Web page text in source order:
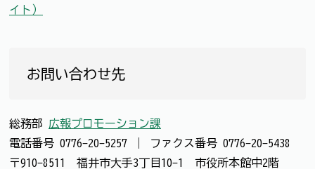
イト）
お問い合わせ先
総務部 広報プロモーション課
電話番号 0776-20-5257 ファクス番号 0776-20-5438
〒910-8511 福井市大手3丁目10-1 市役所本館中2階